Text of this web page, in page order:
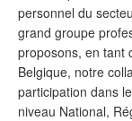
personnel du
grand groupe
proposons, en tant
Belgique, notre
participation dans
niveau National,